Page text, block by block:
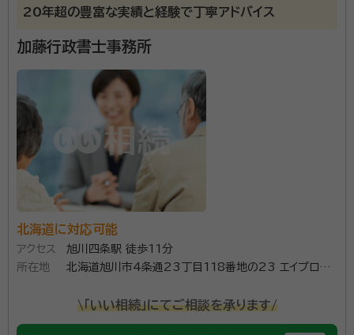
中田 裕一
司法書士・行政書士
事務所口コミ（抜粋）：
満足度 5.0 ご利用時期：2021/6
不動産登記、会社・法人登記といった登記業務のほか、
相続、遺産分割、遺言などの業務を中心に行っておりま
す。相続は、あなたもいつかは「当事者」になります。生
前の準備、はじめての相続についてご相談ください。
所属団体： 釧路司法書士会、北海道行政書士会
20年超の豊富な実績と経験で丁寧アドバイス
加藤行政書士事務所
北海道に対応可能
アクセス
旭川四条駅 徒歩11分
所在地
北海道旭川市4条通23丁目118番地の23 エイプロス
\「いい相続」にてご相談を承ります/